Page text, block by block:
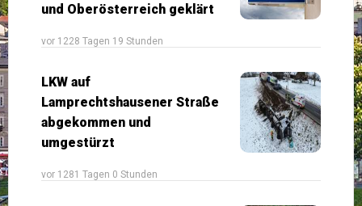
und Oberösterreich geklärt
vor 1228 Tagen 19 Stunden
LKW auf
Lamprechtshausener Straße
abgekommen und
umgestürzt
vor 1281 Tagen 0 Stunden